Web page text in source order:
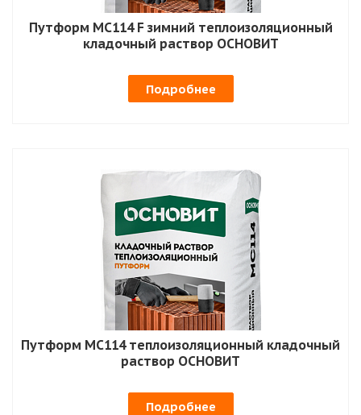
Путформ MC114 F зимний теплоизоляционный
кладочный раствор ОСНОВИТ
Подробнее
Путформ MC114 теплоизоляционный кладочный
раствор ОСНОВИТ
Подробнее